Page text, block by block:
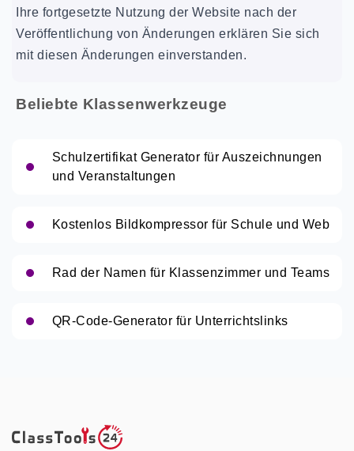
Ihre fortgesetzte Nutzung der Website nach der
Veröffentlichung von Änderungen erklären Sie sich
mit diesen Änderungen einverstanden.
Beliebte Klassenwerkzeuge
Schulzertifikat Generator für Auszeichnungen
und Veranstaltungen
Kostenlos Bildkompressor für Schule und Web
Rad der Namen für Klassenzimmer und Teams
QR-Code-Generator für Unterrichtslinks